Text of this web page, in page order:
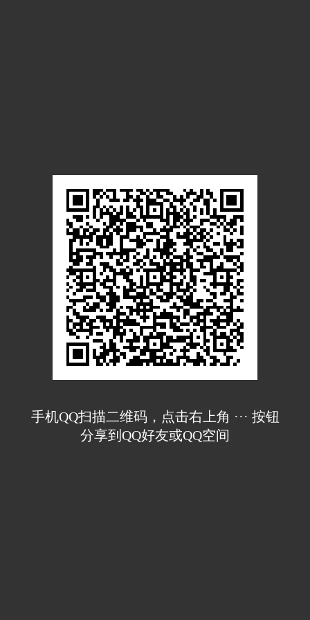
手机QQ扫描二维码，点击右上角 ··· 按钮
分享到QQ好友或QQ空间